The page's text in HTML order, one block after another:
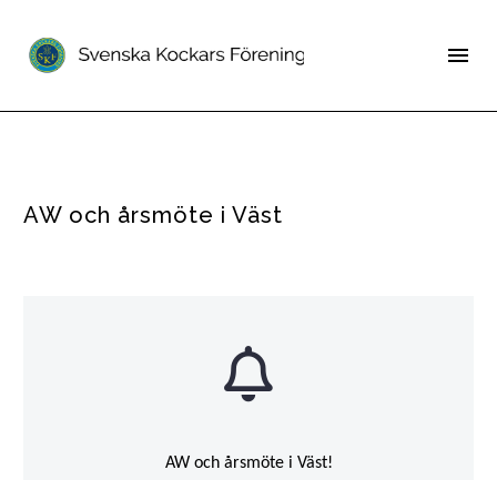
AW och årsmöte i Väst
AW och årsmöte i Väst!